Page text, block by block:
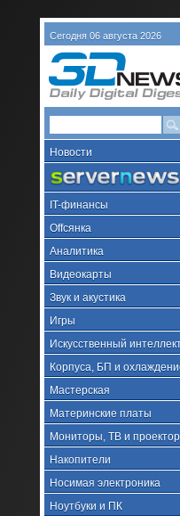
Сегодня 06 августа 2026
Новости
IT-финансы
Offсянка
Аналитика
Видеокарты
Звук и акустика
Игры
Искусственный
Корпуса, БП и
Мастерская
Материнские платы
Мониторы, ТВ и
Накопители
Носимая электроника
Ноутбуки и ПК